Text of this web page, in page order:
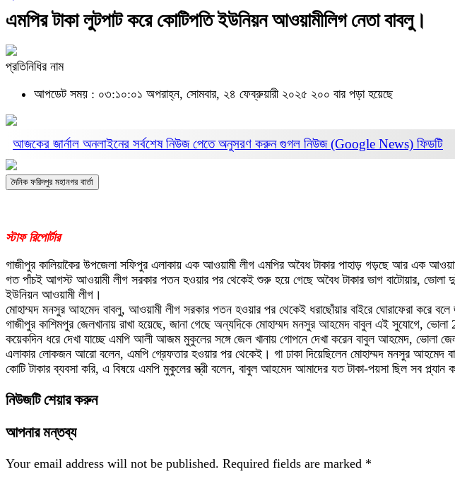
এমপির টাকা লুটপাট করে কোটিপতি ইউনিয়ন আওয়ামীলিগ নেতা বাবলু।
প্রতিনিধির নাম
আপডেট সময় : ০৩:১০:০১ অপরাহ্ন, সোমবার, ২৪ ফেব্রুয়ারী ২০২৫ ২০০ বার পড়া হয়েছে
আজকের জার্নাল অনলাইনের সর্বশেষ নিউজ পেতে অনুসরণ করুনগুগল নিউজ (Google News) ফিডটি
দৈনিক ফরিদপুর মহানগর বার্তা
স্টাফ রিপোর্টার
গাজীপুর কালিয়াকৈর উপজেলা সফিপুর এলাকায় এক আওয়ামী লীগ এমপির অবৈধ টাকার পাহাড় গড়ছে আর এক
গত পাঁচই আগস্ট আওয়ামী লীগ সরকার পতন হওয়ার পর থেকেই শুরু হয়ে গেছে অবৈধ টাকার ভাগ বাটোয়ার,
ইউনিয়ন আওয়ামী লীগ।
মোহাম্মদ মনসুর আহমেদ বাবলু, আওয়ামী লীগ সরকার পতন হওয়ার পর থেকেই ধরাছোঁয়ার বাইরে ঘোরাফেরা
গাজীপুর কাশিমপুর জেলখানায় রাখা হয়েছে, জানা গেছে অন্যদিকে মোহাম্মদ মনসুর আহমেদ বাবুল এই সুযোগে,
কয়েকদিন ধরে দেখা যাচ্ছে এমপি আলী আজম মুকুলের সঙ্গে জেল খানায় গোপনে দেখা করেন বাবুল আহমেদ, ভোলা
এলাকার লোকজন আরো বলেন, এমপি গ্রেফতার হওয়ার পর থেকেই। গা ঢাকা দিয়েছিলেন মোহাম্মদ মনসুর আহমেদ
কোটি টাকার ব্যবসা করি, এ বিষয়ে এমপি মুকুলের স্ত্রী বলেন, বাবুল আহমেদ আমাদের যত টাকা-পয়সা ছিল সব প্ল্যান
নিউজটি শেয়ার করুন
আপনার মন্তব্য
Your email address will not be published. Required fields are marked *